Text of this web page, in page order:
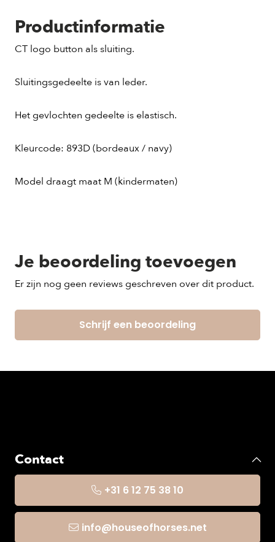
Productinformatie
CT logo button als sluiting.
Sluitingsgedeelte is van leder.
Het gevlochten gedeelte is elastisch.
Kleurcode: 893D (bordeaux / navy)
Model draagt maat M (kindermaten)
Je beoordeling toevoegen
Er zijn nog geen reviews geschreven over dit product.
Schrijf een beoordeling
Contact
+31 6 12 75 38 10
info@houseofhorses.net